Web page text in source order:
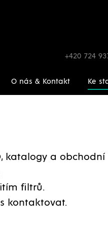
+420 724
O nás & Kontakt Ke
katalogy a obchodní
filtrů.
kontaktovat.